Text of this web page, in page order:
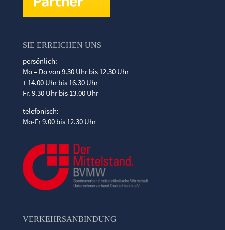
SIE ERREICHEN UNS
persönlich:
Mo – Do von 9.30 Uhr bis 12.30 Uhr
+ 14.00 Uhr bis 16.30 Uhr
Fr. 9.30 Uhr bis 13.00 Uhr
telefonisch:
Mo-Fr 9.00 bis 12.30 Uhr
VERKEHRSANBINDUNG